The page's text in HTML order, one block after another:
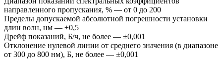
направленного пропускания, % — от 0 до 200
Пределы допускаемой абсолютной погрешности установки
длин волн, нм — ±0,5
Дрейф показаний, Б/ч, не более — ±0,001
Отклонение нулевой линии от среднего значения (в диапазоне
от 300 до 800 нм), Б, не более — ±0,001